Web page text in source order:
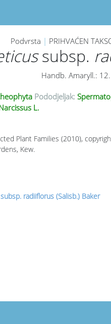
Podvrsta | PRIHVAĆEN
subsp.
Handb. Amaryll.:
Pododjeljak:
L.
Plant Families (2010),
Kew.
radiiflorus (Salisb.) Baker